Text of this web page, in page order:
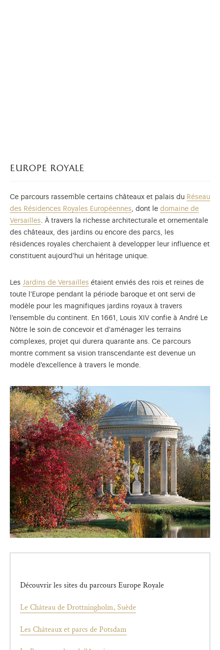
europe royale
Ce parcours rassemble certains châteaux et palais du Réseau
des Résidences Royales Européennes, dont le domaine de
Versailles. À travers la richesse architecturale et ornementale
des châteaux, des jardins ou encore des parcs, les
résidences royales cherchaient à developper leur influence et
constituent aujourd'hui un héritage unique.
Les Jardins de Versailles étaient enviés des rois et reines de
toute l'Europe pendant la période baroque et ont servi de
modèle pour les magnifiques jardins royaux à travers
l'ensemble du continent. En 1661, Louis XIV confie à André Le
Nôtre le soin de concevoir et d'aménager les terrains
complexes, projet qui durera quarante ans. Ce parcours
montre comment sa vision transcendante est devenue un
modèle d'excellence à travers le monde.
Découvrir les sites du parcours Europe Royale
Le Château de Drottningholm, Suède
Les Châteaux et parcs de Potsdam